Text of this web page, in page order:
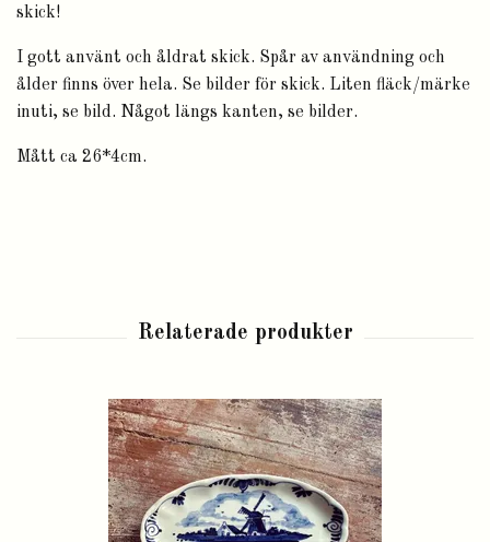
skick!
I gott använt och åldrat skick. Spår av användning och
ålder finns över hela. Se bilder för skick. Liten fläck/märke
inuti, se bild. Något längs kanten, se bilder.
Mått ca 26*4cm.